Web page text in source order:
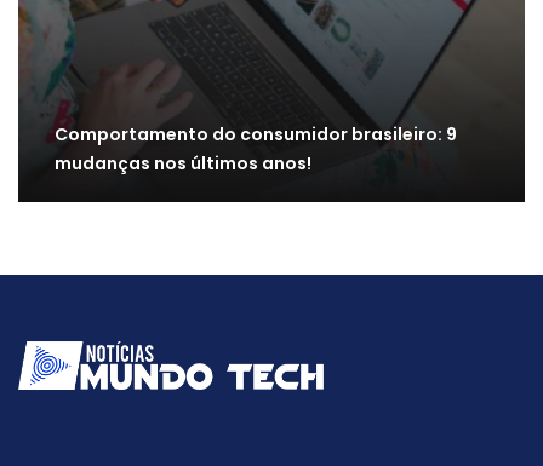
Comportamento do consumidor brasileiro: 9
mudanças nos últimos anos!